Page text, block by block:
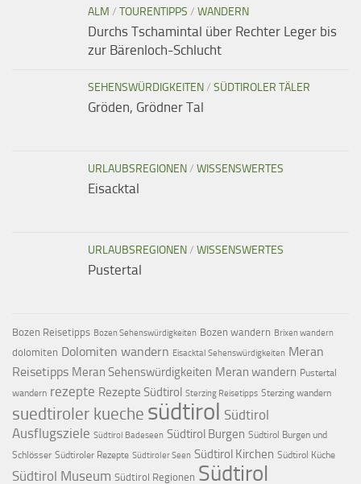
ALM / TOURENTIPPS / WANDERN
Durchs Tschamintal über Rechter Leger bis
zur Bärenloch-Schlucht
SEHENSWÜRDIGKEITEN/ SÜDTIROLER TÄLER
Gröden, Grödner Tal
URLAUBSREGIONEN/ WISSENSWERTES
Eisacktal
URLAUBSREGIONEN/ WISSENSWERTES
Pustertal
Bozen Reisetipps Bozen Sehenswürdigkeiten Bozen wandern Brixen wandern
dolomiten Dolomiten wandern Eisacktal Sehenswürdigkeiten Meran
Reisetipps Meran Sehenswürdigkeiten Meran wandern Pustertal
wandern rezepte Rezepte Südtirol Sterzing Reisetipps Sterzing wandern
suedtiroler kueche südtirol Südtirol
Ausflugsziele Südtirol Badeseen Südtirol Burgen Südtirol Burgen und
Schlösser Südtiroler Rezepte Südtiroler Seen Südtirol Kirchen Südtirol Küche
Südtirol Museum Südtirol Regionen Südtirol